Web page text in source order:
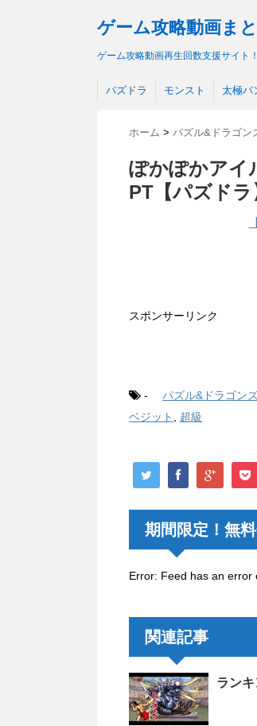
ゲーム攻略動画ま
ゲーム攻略動画再生回数支援サイト！
パズドラ モンスト 太極パ
ホーム > パズル&ドラゴン
ぽかぽかアイ
PT【パズド
スポンサーリンク
- パズル&ドラゴン
ベジット
超級
期間限定！無
Error: Feed has an error
関連記事
ラン